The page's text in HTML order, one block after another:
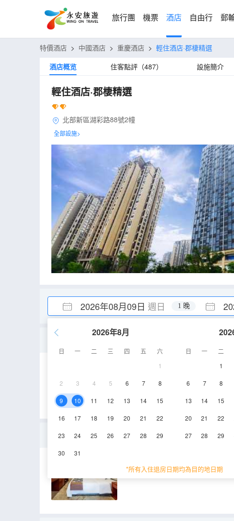
旅行團 機票 酒店 自由行 郵
特價酒店 > 中國酒店 > 重慶酒店 > 輕住酒店·郡棲精選
酒店概览
住客點評（487） 設施簡介
輕住酒店·郡棲精選
北部新區湖彩路88號2幢
全部設施>
2026年08月09日 週日 1 晚
2026年8月
日 一 二 三 四 五
六
1
2 3 4 5 6 7 8
9 10 11 12 13 14 15
16 17 18 19 20 21 22
23 24 25 26 27 28 29
30 31
日 一 二
1
6 7 8
13 14 15
20 21 22
27 28 29
*所有入住退房日期均為目的地日期
空調
精選特惠大床房
38㎡ 9-12層 空調